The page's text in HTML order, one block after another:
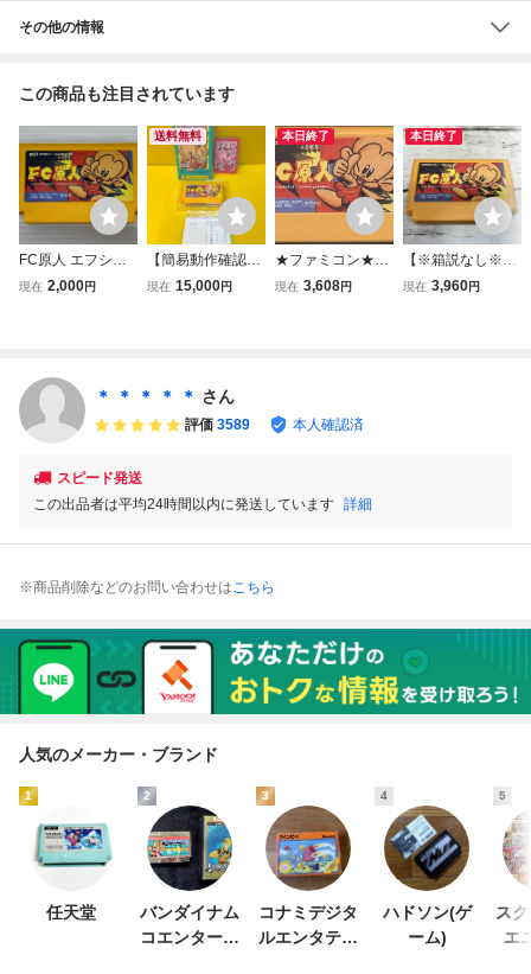
その他の情報
この商品も注目されています
FC原人 エフシー
原人 ハドソン ソ
現在 2,000円
送料無料
【簡易動作確認品
中古品 経年保管
3 HUDSON ハド
現在 15,000円
本日終了
★ファミコン★カ
セットのみ【FC原
現在 3,608円
本日終了
【※箱説なし※】
FC原人 動作確認
現在 3,960円
＊ ＊ ＊ ＊ ＊ さん
評価 3589 本人確認済
スピード発送
この出品者は平均24時間以内に発送しています 詳細
※商品削除などのお問い合わせはこちら
人気のメーカー・ブランド
1
任天堂
2
バンダイナム
コエンターテ
3
コナミデジタ
ルエンタテイ
4
ハドソン(ゲ
ーム)
5
ス
エ